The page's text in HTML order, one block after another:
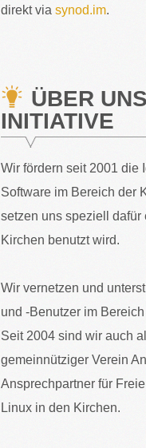
direkt viasynod.im.
ÜBER
INITIATIVE
Wir fördern seit 2001 die
Software im Bereich der
setzen uns speziell dafür
Kirchen benutzt wird.
Wir vernetzen und
und -Benutzer im
Seit 2004 sind wir auch
gemeinnütziger Verein
Ansprechpartner für
Linux in den Kirchen.